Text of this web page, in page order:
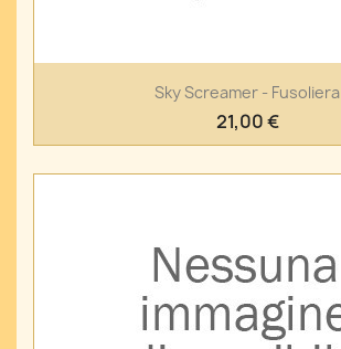
Sky Screamer - Fusoliera
21,00 €